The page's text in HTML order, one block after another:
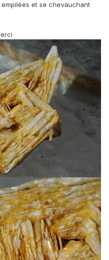
et se chevauchant